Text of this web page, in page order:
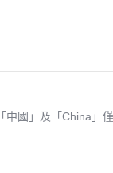
「中國」及「China」